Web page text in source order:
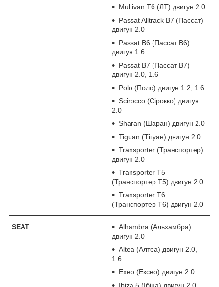
Multivan T6 (ЛТ) двигун 2.0
Passat Alltrack B7 (Пассат)
двигун 2.0
Passat B6 (Пассат В6)
двигун 1.6
Passat B7 (Пассат В7)
двигун 2.0, 1.6
Polo (Поло) двигун 1.2, 1.6
Scirocco (Сірокко) двигун
2.0
Sharan (Шаран) двигун 2.0
Tiguan (Тігуан) двигун 2.0
Transporter (Транспортер)
двигун 2.0
Transporter T5
(Транспортер Т5) двигун 2.0
Transporter T6
(Транспортер Т6) двигун 2.0
SEAT
Alhambra (Альхамбра)
двигун 2.0
Altea (Алтеа) двигун 2.0,
1.6
Exeo (Ексео) двигун 2.0
Ibiza 5 (Ібіца) двигун 2.0,